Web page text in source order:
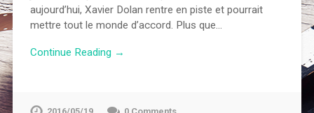
aujourd’hui, Xavier Dolan rentre en piste et pourrait
mettre tout le monde d’accord. Plus que…
Continue Reading →